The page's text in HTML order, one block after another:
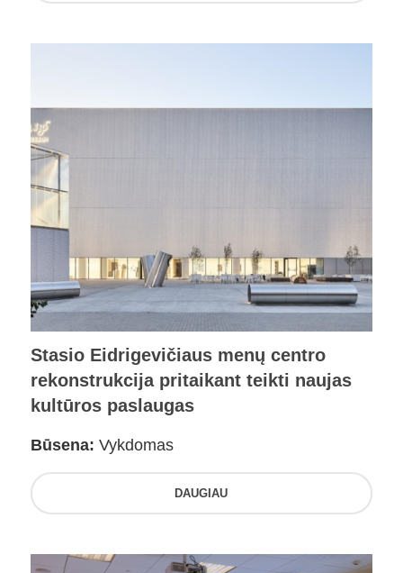
Stasio Eidrigevičiaus menų centro
rekonstrukcija pritaikant teikti naujas
kultūros paslaugas
Būsena: Vykdomas
DAUGIAU